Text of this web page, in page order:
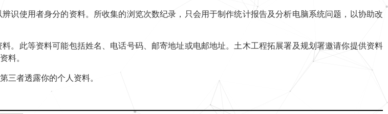
识使用者身分的资料。所收集的浏览次数纪录，只会用于制作统计报告及分析电脑系统问题，以协助改
。此等资料可能包括姓名、电话号码、邮寄地址或电邮地址。土木工程拓展署及规划署邀请你提供资料
料。
三者透露你的个人资料。